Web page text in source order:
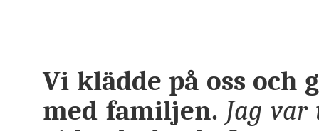
Vi klädde på oss
med familjen. Jag